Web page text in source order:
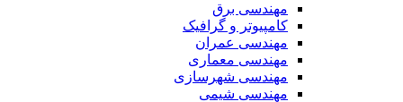
مهندسی برق
کامپیوتر و گرافیک
مهندسی عمران
مهندسی معماری
مهندسی شهرسازی
مهندسی شیمی